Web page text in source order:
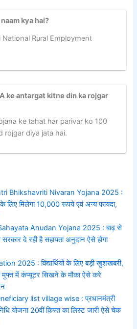
kya hai?
Rural Employment
ke antargat kitne din ka rojgar
ke tahat har parivar ko 100
rojgar diya jata hai.
Bhikshavriti Nivaran Yojana 2025 :
के लिए मिलेगा 10,000 रूपये एवं अन्य फायदा,
Anudan Yojana 2025 : बाढ़ से
दे रही है सहायता अनुदान ऐसे होगा
2025 : विद्यार्थियों के लिए बड़ी खुशखबरी,
मुफ्त में कंप्यूटर सिखने के मौका ऐसे करे
list village wise : प्रधानमंत्री
योजना 20वीं क़िस्त का लिस्ट जारी ऐसे चेक